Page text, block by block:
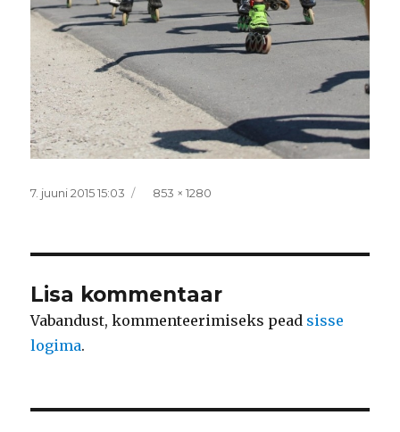
Postitatud
7. juuni 2015 15:03 Täissuurus
853 × 1280
Lisa kommentaar
Vabandust, kommenteerimiseks pead sisse
logima.